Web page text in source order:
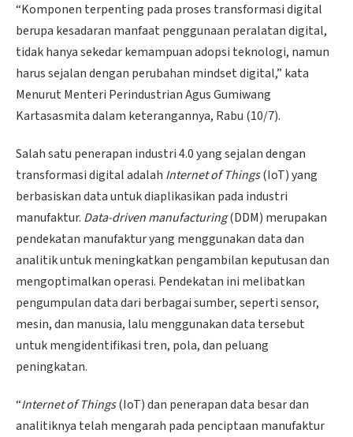
“Komponen terpenting pada proses transformasi digital
berupa kesadaran manfaat penggunaan peralatan digital,
tidak hanya sekedar kemampuan adopsi teknologi, namun
harus sejalan dengan perubahan mindset digital,” kata
Menurut Menteri Perindustrian Agus Gumiwang
Kartasasmita dalam keterangannya, Rabu (10/7).
Salah satu penerapan industri 4.0 yang sejalan dengan
transformasi digital adalah Internet of Things(IoT) yang
berbasiskan data untuk diaplikasikan pada industri
manufaktur. Data-driven manufacturing(DDM) merupakan
pendekatan manufaktur yang menggunakan data dan
analitik untuk meningkatkan pengambilan keputusan dan
mengoptimalkan operasi. Pendekatan ini melibatkan
pengumpulan data dari berbagai sumber, seperti sensor,
mesin, dan manusia, lalu menggunakan data tersebut
untuk mengidentifikasi tren, pola, dan peluang
peningkatan.
“Internet of Things(IoT) dan penerapan data besar dan
analitiknya telah mengarah pada penciptaan manufaktur